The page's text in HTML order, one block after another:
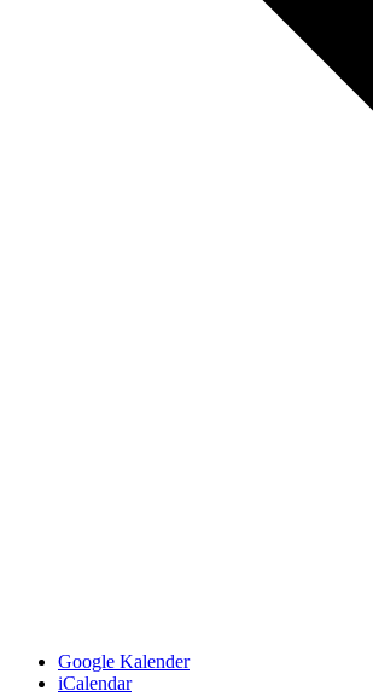
Google Kalender
iCalendar